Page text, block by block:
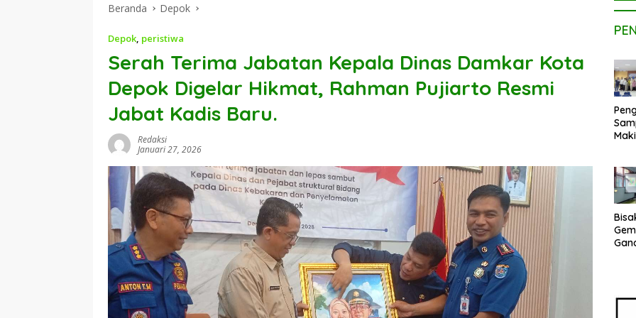
Beranda Depok
Depok, peristiwa
Serah Terima Jabatan Kepala Dinas Damkar Kota
Depok Digelar Hikmat, Rahman Pujiarto Resmi
Jabat Kadis Baru.
Redaksi
Januari 27, 2026